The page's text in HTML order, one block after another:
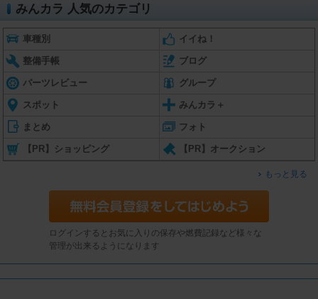
みんカラ 人気のカテゴリ
車種別 イイね！
整備手帳 ブログ
パーツレビュー グループ
スポット みんカラ＋
まとめ フォト
【PR】ショッピング 【PR】オークション
もっと見る
ログインするとお気に入りの保存や燃費記録など様々な
管理が出来るようになります